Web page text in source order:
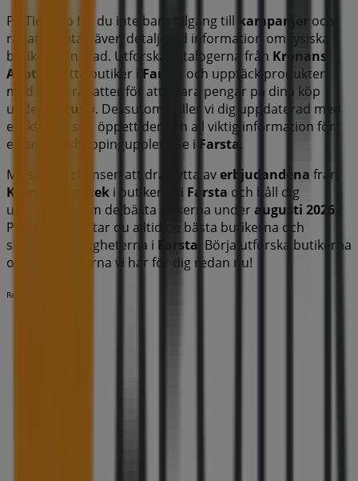
På Tiendeo får du inte bara tillgång till kampanjer
och
rabatter, utan även detaljerad information om fysiska
butiker i din stad. Utforska katalogerna från Kronans
Apotek
, hitta butiker i Farsta
och upptäck produkter
med stora rabatter för att spara pengar på dina köp
under
augusti . Dessutom håller vi dig uppdaterad med
exakta platser, öppettider och all viktig information för
en smidig shoppingupplevelse i Farsta .
Missa inte chansen att dra nytta averbjudandena från
Kronans Apotek i butikerna i Farsta och håll dig
uppdaterad om de bästa priserna underaugusti 2026
På Tiendeo hittar du alltid de bästa butikerna och
shoppingmöjligheterna i Farsta . Börja utforska butikerna
och kampanjerna vi har för dig redan nu!
Reklam